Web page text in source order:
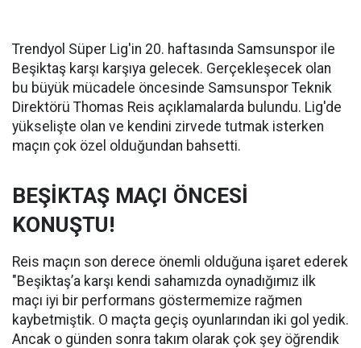
Trendyol Süper Lig'in 20. haftasında Samsunspor ile
Beşiktaş karşı karşıya gelecek. Gerçekleşecek olan
bu büyük mücadele öncesinde Samsunspor Teknik
Direktörü Thomas Reis açıklamalarda bulundu. Lig'de
yükselişte olan ve kendini zirvede tutmak isterken
maçın çok özel olduğundan bahsetti.
BEŞİKTAŞ MAÇI ÖNCESİ
KONUŞTU!
Reis maçın son derece önemli olduğuna işaret ederek
"Beşiktaş’a karşı kendi sahamızda oynadığımız ilk
maçı iyi bir performans göstermemize rağmen
kaybetmiştik. O maçta geçiş oyunlarından iki gol yedik.
Ancak o günden sonra takım olarak çok şey öğrendik